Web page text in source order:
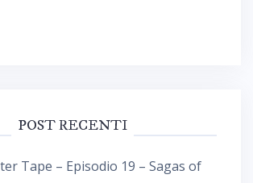
POST RECENTI
Tape – Episodio 19 – Sagas of